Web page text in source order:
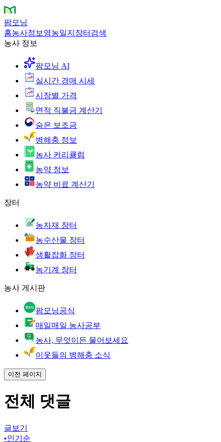
팜모닝
홈농사정보 영농일지 장터 검색
농사 정보
팜모닝 AI
실시간 경매 시세
시장별 가격
면적 직불금 계산기
숨은 보조금
병해충 정보
농사 커리큘럼
농약 정보
농약 비료 계산기
장터
농자재 장터
농수산물 장터
생활잡화 장터
농기계 장터
농사 게시판
팜모닝공식
매일매일 농사공부
농사, 무엇이든 물어보세요
이웃들의 병해충 소식
이전 페이지
전체 댓글
글보기
•인기순